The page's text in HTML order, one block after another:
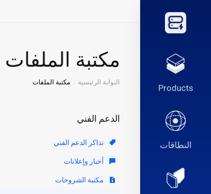
Products
النطاقات
مكتبة الملفات
البوابة الرئيسية مكتبة الملفات
الدعم الفني
تذاكر الدعم الفني
أخبار وإعلانات
مكتبة الشروحات